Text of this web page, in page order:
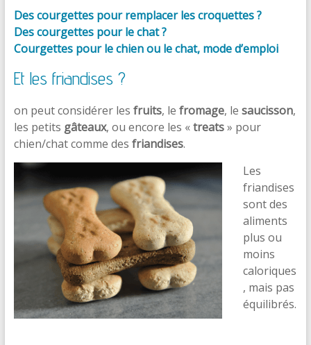
Des courgettes pour remplacer les croquettes ?
Des courgettes pour le chat ?
Courgettes pour le chien ou le chat, mode d’emploi
Et les friandises ?
on peut considérer les fruits, le fromage, le saucisson,
les petits gâteaux, ou encore les «treats» pour
chien/chat comme des friandises.
Les
friandises
sont des
aliments
plus ou
moins
caloriques
, mais pas
équilibrés.